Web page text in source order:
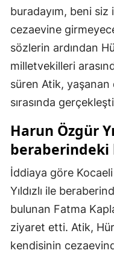
buradayım, beni
cezaevine
sözlerin ardından
milletvekilleri
süren Atik,
sırasında
Harun Özgür
İddiaya göre
Yıldızlı ile
bulunan Fatma
ziyaret etti. Atik,
kendisinin